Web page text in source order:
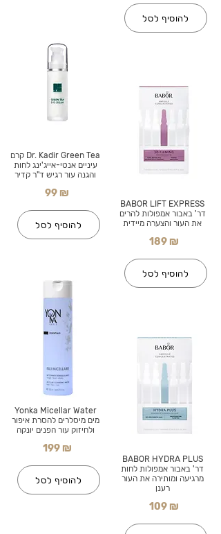
Dr. Kadir Green Tea קרם
עיניים אנטי-אייג'ינג לחות
והגנה עור רגיש ד"ר קדיר
99 ₪
להוסיף לסל
Yonka Micellar Water
מים מיסלרים להסרת איפור
ולחיזוק עור הפנים יונקה
199 ₪
להוסיף לסל
להוסיף לסל
BABOR LIFT EXPRESS
דר' באבור אמפולות להרים
את העור והצערה מיידית
189 ₪
להוסיף לסל
BABOR HYDRA PLUS
דר' באבור אמפולות לחות
מרגיעה ומותירה את העור
רענן
109 ₪